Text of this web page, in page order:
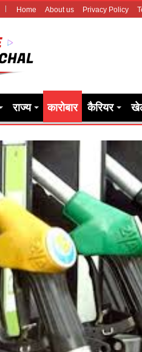
Home About us Privacy Policy
राज्य कारोबार कैरियर